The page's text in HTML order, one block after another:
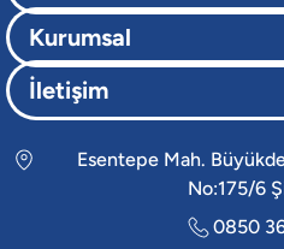
Kurumsal
İletişim
Esentepe Mah.
No:175/6
0850